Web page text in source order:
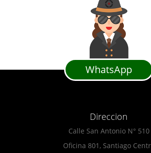
WhatsApp
Direccion
Calle San Antonio N° 510
Oficina 801, Santiago